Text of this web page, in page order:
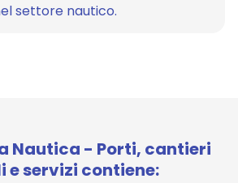
settore nautico.
Nautica - Porti, cantieri
e servizi contiene: